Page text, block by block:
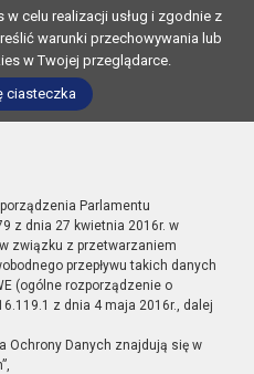
celu realizacji usług i zgodnie z
warunki przechowywania lub
w Twojej przeglądarce.
ciasteczka
Parlamentu
z dnia 27 kwietnia 2016r. w
związku z przetwarzaniem
przepływu takich danych
(ogólne rozporządzenie o
z dnia 4 maja 2016r., dalej
Ochrony Danych znajdują się w